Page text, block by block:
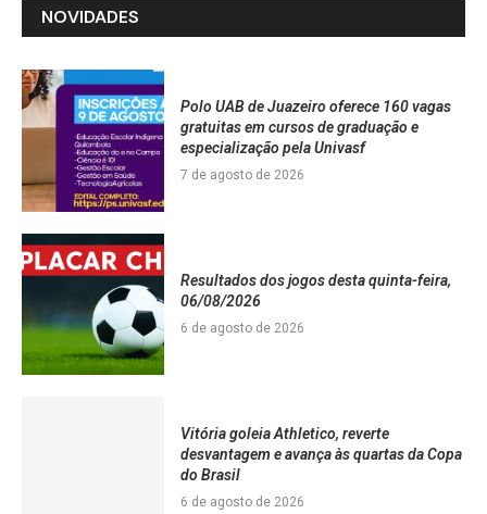
NOVIDADES
Polo UAB de Juazeiro oferece 160 vagas
gratuitas em cursos de graduação e
especialização pela Univasf
7 de agosto de 2026
Resultados dos jogos desta quinta-feira,
06/08/2026
6 de agosto de 2026
Vitória goleia Athletico, reverte
desvantagem e avança às quartas da Copa
do Brasil
6 de agosto de 2026